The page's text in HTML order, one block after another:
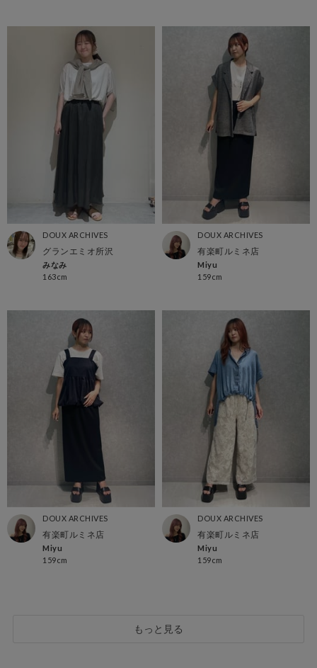
DOUX ARCHIVES
グランエミオ所沢
みなみ
163cm
DOUX ARCHIVES
有楽町ルミネ店
Miyu
159cm
DOUX ARCHIVES
有楽町ルミネ店
Miyu
159cm
DOUX ARCHIVES
有楽町ルミネ店
Miyu
159cm
もっと見る